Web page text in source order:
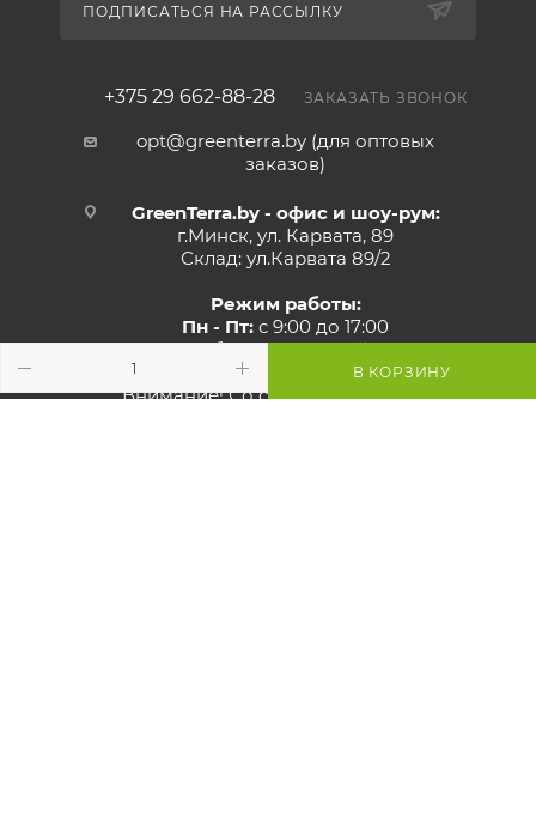
В КОРЗИНУ
ПОДПИСАТЬСЯ НА РАССЫЛКУ
+375 29 662-88-28 ЗАКАЗАТЬ ЗВОНОК
opt@greenterra.by (для оптовых
заказов)
GreenTerra.by - офис и шоу-рум:
г.Минск, ул. Карвата, 89
Склад: ул.Карвата 89/2
Режим работы:
Пн - Пт: с 9:00 до 17:00
Сб - Вс:выходной
Внимание! Со стороны ул. Карвата